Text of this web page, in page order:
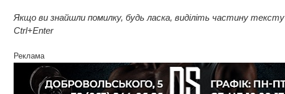
Якщо ви знайшли помилку, будь ласка, виділіть частину тексту
Ctrl+Enter
Реклама